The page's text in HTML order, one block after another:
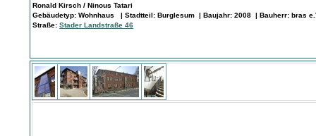
Ronald Kirsch / Ninous Tatari
Gebäudetyp: Wohnhaus | Stadtteil: Burglesum | Baujahr: 2008 | Bauherr: bras
Straße:Stader Landstraße 46